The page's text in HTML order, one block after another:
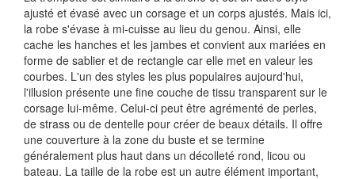
ajusté et évasé avec un corsage et un corps ajustés. Mais ici,
la robe s'évase à mi-cuisse au lieu du genou. Ainsi, elle
cache les hanches et les jambes et convient aux mariées en
forme de sablier et de rectangle car elle met en valeur les
courbes. L'un des styles les plus populaires aujourd'hui,
l'illusion présente une fine couche de tissu transparent sur le
corsage lui-même. Celui-ci peut être agrémenté de perles,
de strass ou de dentelle pour créer de beaux détails. Il offre
une couverture à la zone du buste et se termine
généralement plus haut dans un décolleté rond, licou ou
bateau. La taille de la robe est un autre élément important,